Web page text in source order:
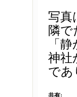
写真
隣
「
神社
であ
共有: